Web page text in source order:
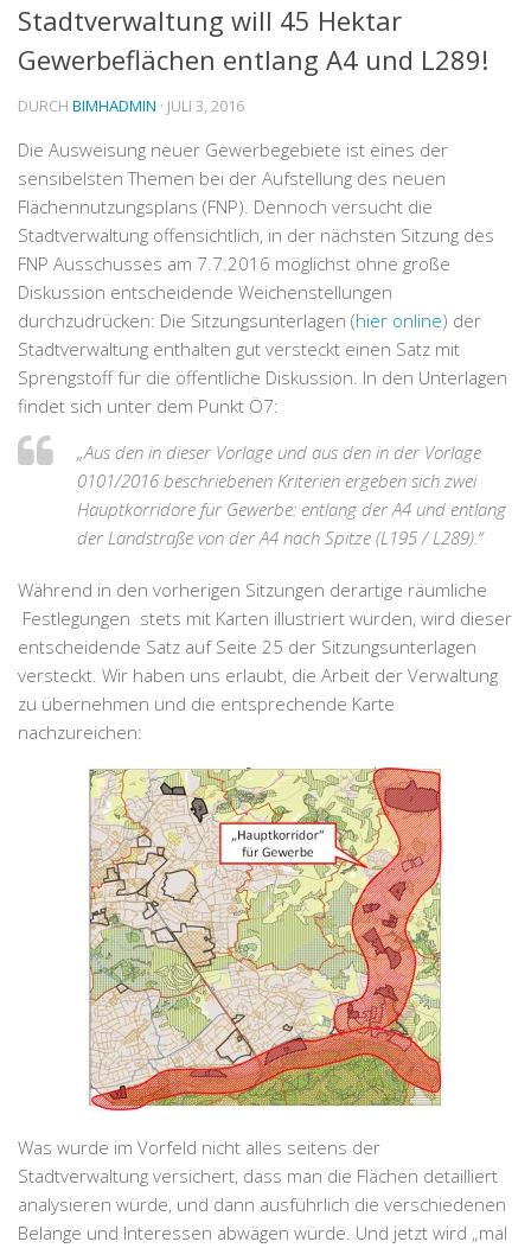
Stadtverwaltung will 45 Hektar
Gewerbeflächen entlang A4 und L289!
DURCH BIMHADMIN · JULI 3, 2016
Die Ausweisung neuer Gewerbegebiete ist eines der
sensibelsten Themen bei der Aufstellung des neuen
Flächennutzungsplans (FNP). Dennoch versucht die
Stadtverwaltung offensichtlich, in der nächsten Sitzung des
FNP Ausschusses am 7.7.2016 möglichst ohne große
Diskussion entscheidende Weichenstellungen
durchzudrücken: Die Sitzungsunterlagen (hier online) der
Stadtverwaltung enthalten gut versteckt einen Satz mit
Sprengstoff für die öffentliche Diskussion. In den Unterlagen
findet sich unter dem Punkt Ö7:
„Aus den in dieser Vorlage und aus den in der Vorlage
0101/2016 beschriebenen Kriterien ergeben sich zwei
Hauptkorridore für Gewerbe: entlang der A4 und entlang
der Landstraße von der A4 nach Spitze (L195 / L289).“
Während in den vorherigen Sitzungen derartige räumliche
Festlegungen stets mit Karten illustriert wurden, wird dieser
entscheidende Satz auf Seite 25 der Sitzungsunterlagen
versteckt. Wir haben uns erlaubt, die Arbeit der Verwaltung
zu übernehmen und die entsprechende Karte
nachzureichen:
Was wurde im Vorfeld nicht alles seitens der
Stadtverwaltung versichert, dass man die Flächen detailliert
analysieren würde, und dann ausführlich die verschiedenen
Belange und Interessen abwägen würde. Und jetzt wird „mal